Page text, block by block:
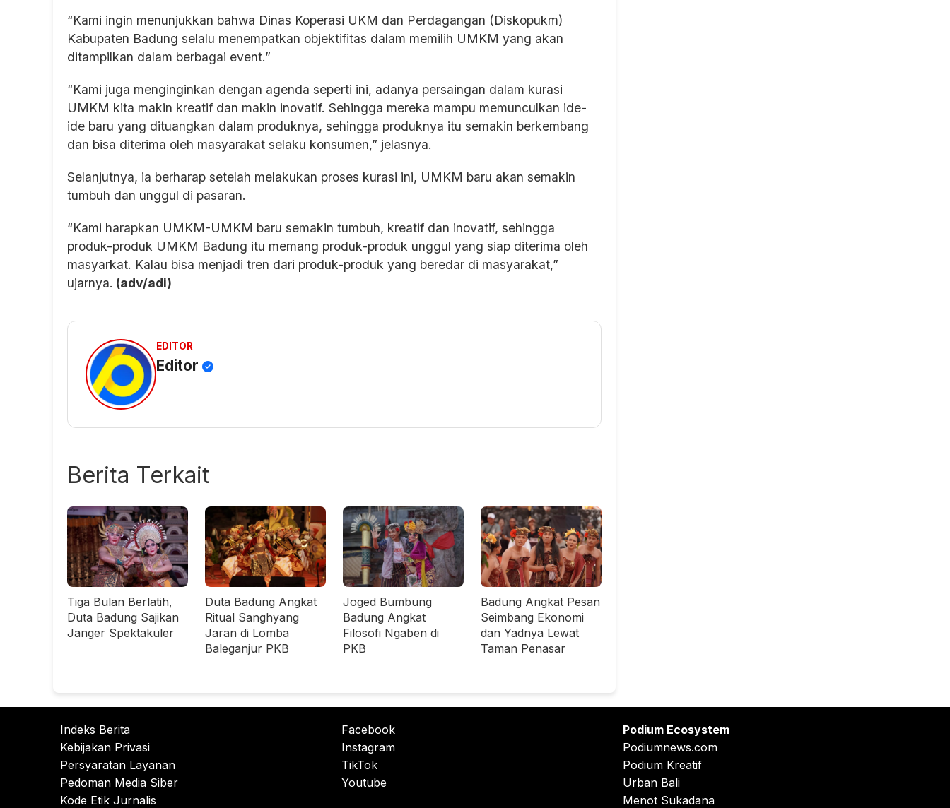
“Kami ingin menunjukkan bahwa Dinas Koperasi UKM dan Perdagangan (Diskopukm)
Kabupaten Badung selalu menempatkan objektifitas dalam memilih UMKM yang akan
ditampilkan dalam berbagai event.”
“Kami juga menginginkan dengan agenda seperti ini, adanya persaingan dalam kurasi
UMKM kita makin kreatif dan makin inovatif. Sehingga mereka mampu memunculkan ide-
ide baru yang dituangkan dalam produknya, sehingga produknya itu semakin berkembang
dan bisa diterima oleh masyarakat selaku konsumen,” jelasnya.
Selanjutnya, ia berharap setelah melakukan proses kurasi ini, UMKM baru akan semakin
tumbuh dan unggul di pasaran.
“Kami harapkan UMKM-UMKM baru semakin tumbuh, kreatif dan inovatif, sehingga
produk-produk UMKM Badung itu memang produk-produk unggul yang siap diterima oleh
masyarkat. Kalau bisa menjadi tren dari produk-produk yang beredar di masyarakat,”
ujarnya. (adv/adi)
EDITOR
Editor
Berita Terkait
Tiga Bulan Berlatih,
Duta Badung Sajikan
Janger Spektakuler
Duta Badung Angkat
Ritual Sanghyang
Jaran di Lomba
Baleganjur PKB
Joged Bumbung
Badung Angkat
Filosofi Ngaben di
PKB
Badung Angkat Pesan
Seimbang Ekonomi
dan Yadnya Lewat
Taman Penasar
Indeks Berita
Kebijakan Privasi
Persyaratan Layanan
Pedoman Media Siber
Kode Etik Jurnalis
Facebook
Instagram
TikTok
Youtube
Podium Ecosystem
Podiumnews.com
Podium Kreatif
Urban Bali
Menot Sukadana